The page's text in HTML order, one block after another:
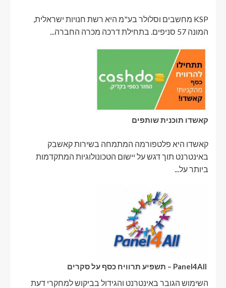
KSP מחשבים וסלולר בע"מ היא רשת חנויות ישראלית,
המונה 57 סניפים. בתחילת דרכה מכרה החברה...
קאשדו תוכנית שותפים
קאשדו היא פלטפורמה המתמחה בשירות קאשבק
באינטרנט תוך דגש על יישום הטכונולוגיות המתקדמות
ביותר על...
השימוש הגובר באינטרנט והגידול בביקוש למחקרי דעת